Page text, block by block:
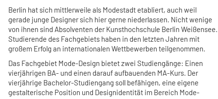
Berlin hat sich mittlerweile als Modestadt etabliert, auch weil
gerade junge Designer sich hier gerne niederlassen. Nicht wenige
von ihnen sind Absolventen der Kunsthochschule Berlin Weißensee.
Studierende des Fachgebiets haben in den letzten Jahren mit
großem Erfolg an internationalen Wettbewerben teilgenommen.
Das Fachgebiet Mode-Design bietet zwei Studiengänge: Einen
vierjährigen BA- und einen darauf aufbauenden MA-Kurs. Der
vierjährige Bachelor-Studiengang soll befähigen, eine eigene
gestalterische Position und Designidentität im Bereich Mode-